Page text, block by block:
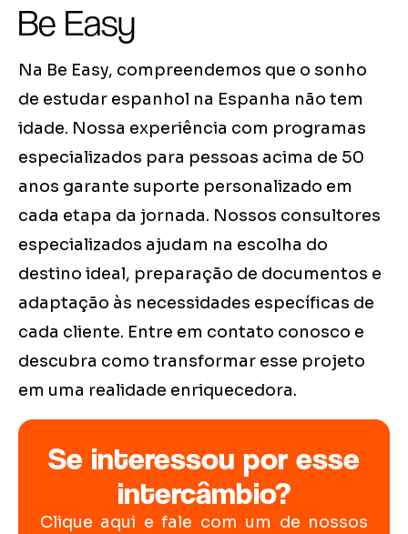
Be Easy
Na Be Easy, compreendemos que o sonho
de estudar espanhol na Espanha não tem
idade. Nossa experiência com programas
especializados para pessoas acima de 50
anos garante suporte personalizado em
cada etapa da jornada. Nossos consultores
especializados ajudam na escolha do
destino ideal, preparação de documentos e
adaptação às necessidades específicas de
cada cliente. Entre em contato conosco e
descubra como transformar esse projeto
em uma realidade enriquecedora.
Se interessou por esse
intercâmbio?
Clique aqui e fale com um de nossos